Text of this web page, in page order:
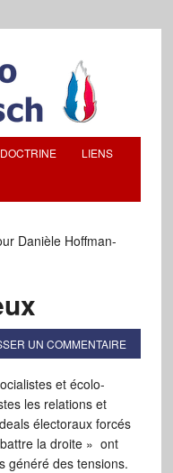
DOCTRINE LIENS
Danièle Hoffman-
UN COMMENTAIRE
et écolo-
les relations et
électoraux forcés
la droite » ont
généré des tensions.